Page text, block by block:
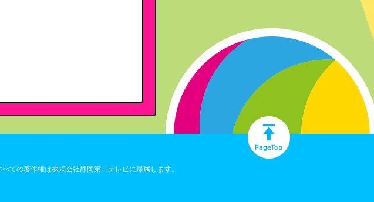
ての著作権は株式会社静岡第一テレビに帰属します。